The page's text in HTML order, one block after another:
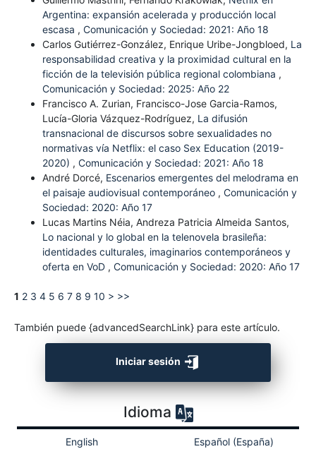
Argentina: expansión acelerada y producción local
escasa , Comunicación y Sociedad: 2021: Año 18
Carlos Gutiérrez-González, Enrique Uribe-Jongbloed, La
responsabilidad creativa y la proximidad cultural en la
ficción de la televisión pública regional colombiana ,
Comunicación y Sociedad: 2025: Año 22
Francisco A. Zurian, Francisco-Jose Garcia-Ramos,
Lucía-Gloria Vázquez-Rodríguez, La difusión
transnacional de discursos sobre sexualidades no
normativas vía Netflix: el caso Sex Education (2019-
2020) , Comunicación y Sociedad: 2021: Año 18
André Dorcé, Escenarios emergentes del melodrama en
el paisaje audiovisual contemporáneo , Comunicación y
Sociedad: 2020: Año 17
Lucas Martins Néia, Andreza Patricia Almeida Santos,
Lo nacional y lo global en la telenovela brasileña:
identidades culturales, imaginarios contemporáneos y
oferta en VoD , Comunicación y Sociedad: 2020: Año 17
1 2 3 4 5 6 7 8 9 10 > >>
También puede {advancedSearchLink} para este artículo.
Iniciar sesión
Idioma
English Español (España)